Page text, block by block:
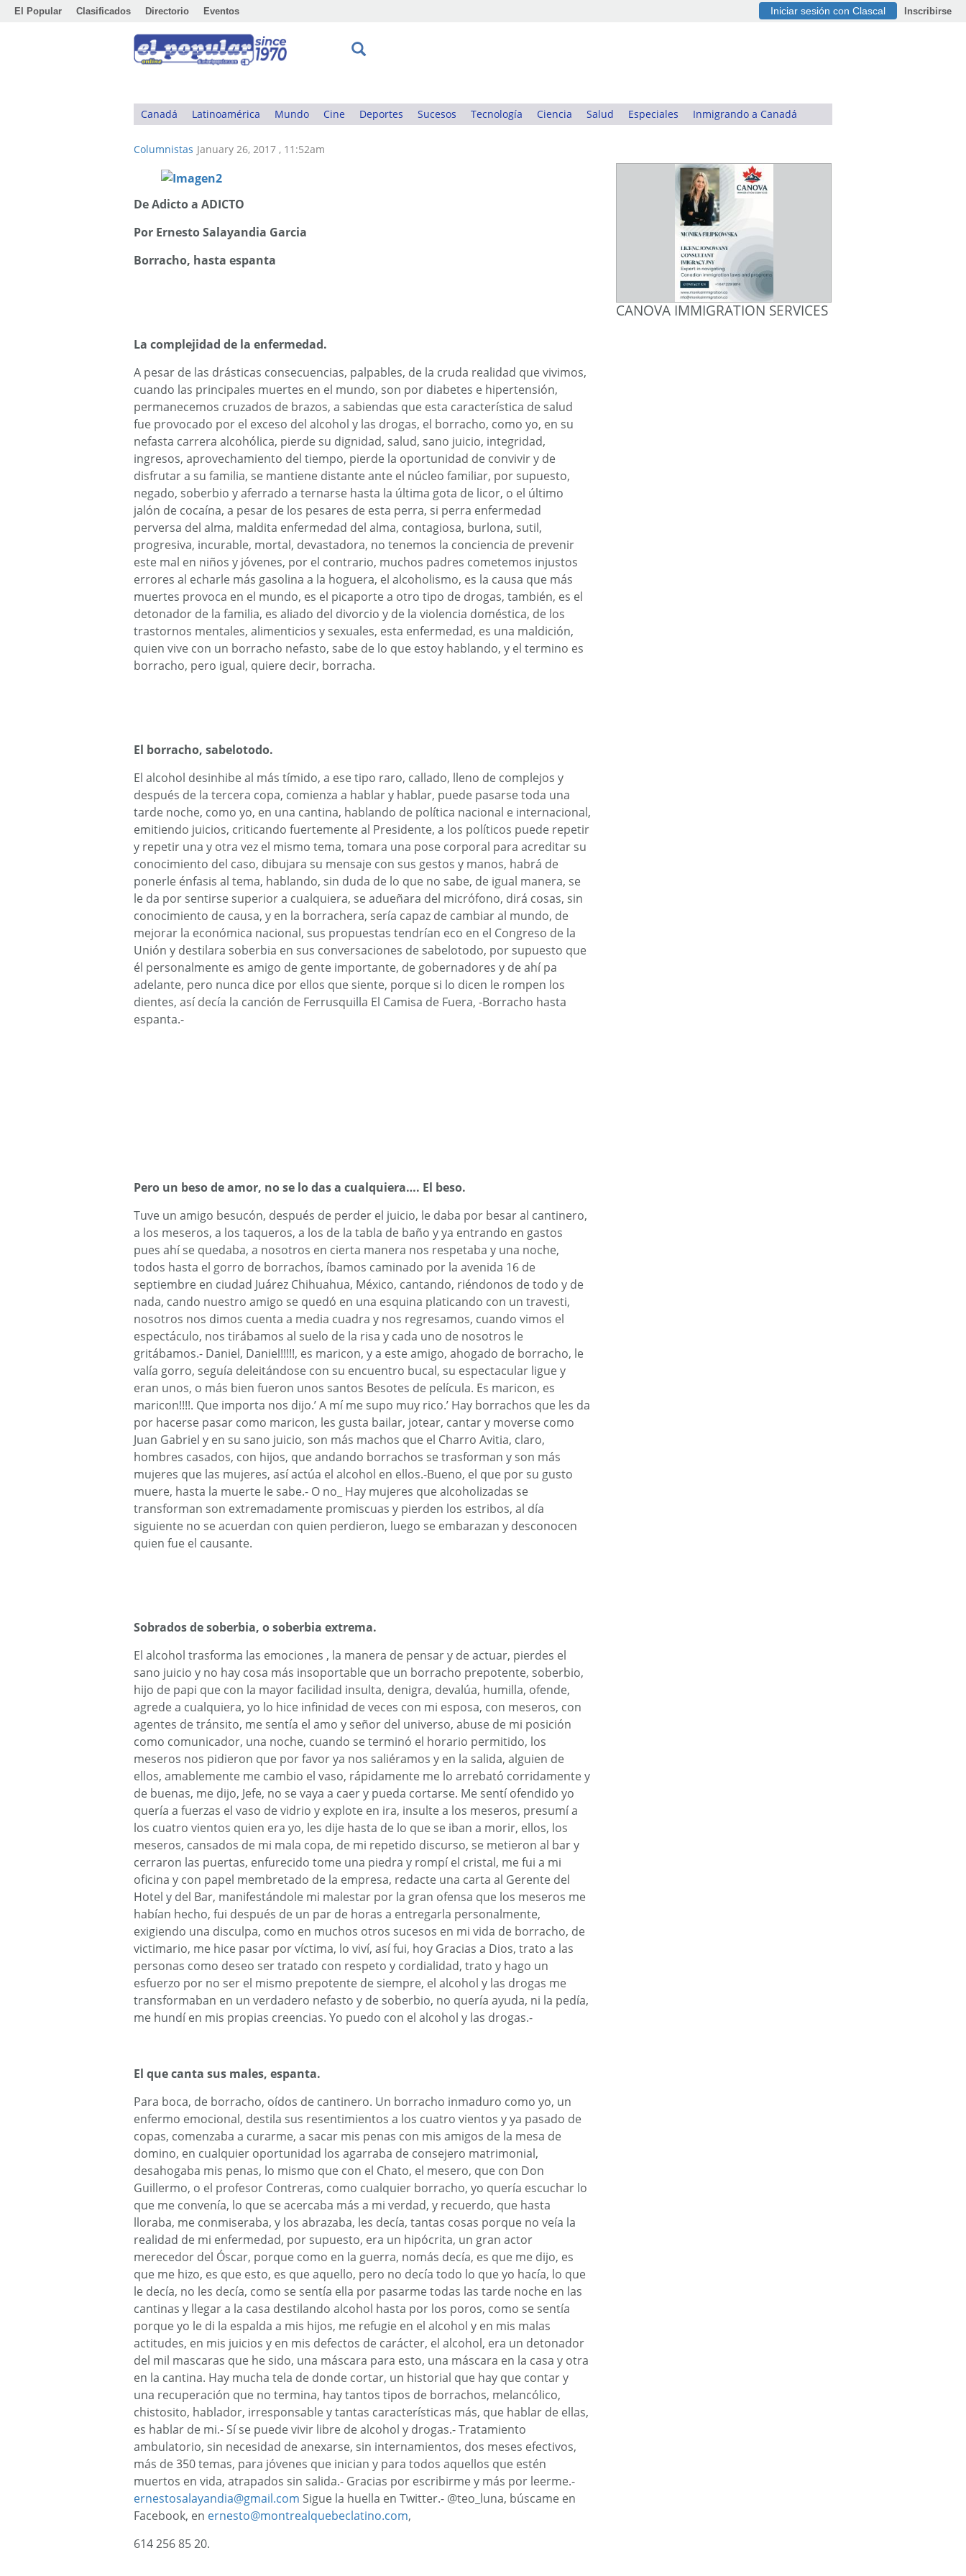
El Popular Clasificados Directorio Eventos Iniciar sesión con Clascal Inscribirse
Canadá Latinoamérica Mundo Cine Deportes Sucesos Tecnología Ciencia Salud Especiales Inmigrando a Canadá
Columnistas January 26, 2017 , 11:52am
De Adicto a ADICTO
Por Ernesto Salayandia Garcia
Borracho, hasta espanta
La complejidad de la enfermedad.
A pesar de las drásticas consecuencias, palpables, de la cruda realidad que vivimos,
cuando las principales muertes en el mundo, son por diabetes e hipertensión,
permanecemos cruzados de brazos, a sabiendas que esta característica de salud
fue provocado por el exceso del alcohol y las drogas, el borracho, como yo, en su
nefasta carrera alcohólica, pierde su dignidad, salud, sano juicio, integridad,
ingresos, aprovechamiento del tiempo, pierde la oportunidad de convivir y de
disfrutar a su familia, se mantiene distante ante el núcleo familiar, por supuesto,
negado, soberbio y aferrado a ternarse hasta la última gota de licor, o el último
jalón de cocaína, a pesar de los pesares de esta perra, si perra enfermedad
perversa del alma, maldita enfermedad del alma, contagiosa, burlona, sutil,
progresiva, incurable, mortal, devastadora, no tenemos la conciencia de prevenir
este mal en niños y jóvenes, por el contrario, muchos padres cometemos injustos
errores al echarle más gasolina a la hoguera, el alcoholismo, es la causa que más
muertes provoca en el mundo, es el picaporte a otro tipo de drogas, también, es el
detonador de la familia, es aliado del divorcio y de la violencia doméstica, de los
trastornos mentales, alimenticios y sexuales, esta enfermedad, es una maldición,
quien vive con un borracho nefasto, sabe de lo que estoy hablando, y el termino es
borracho, pero igual, quiere decir, borracha.
El borracho, sabelotodo.
El alcohol desinhibe al más tímido, a ese tipo raro, callado, lleno de complejos y
después de la tercera copa, comienza a hablar y hablar, puede pasarse toda una
tarde noche, como yo, en una cantina, hablando de política nacional e internacional,
emitiendo juicios, criticando fuertemente al Presidente, a los políticos puede repetir
y repetir una y otra vez el mismo tema, tomara una pose corporal para acreditar su
conocimiento del caso, dibujara su mensaje con sus gestos y manos, habrá de
ponerle énfasis al tema, hablando, sin duda de lo que no sabe, de igual manera, se
le da por sentirse superior a cualquiera, se adueñara del micrófono, dirá cosas, sin
conocimiento de causa, y en la borrachera, sería capaz de cambiar al mundo, de
mejorar la económica nacional, sus propuestas tendrían eco en el Congreso de la
Unión y destilara soberbia en sus conversaciones de sabelotodo, por supuesto que
él personalmente es amigo de gente importante, de gobernadores y de ahí pa
adelante, pero nunca dice por ellos que siente, porque si lo dicen le rompen los
dientes, así decía la canción de Ferrusquilla El Camisa de Fuera, -Borracho hasta
espanta.-
Pero un beso de amor, no se lo das a cualquiera…. El beso.
Tuve un amigo besucón, después de perder el juicio, le daba por besar al cantinero,
a los meseros, a los taqueros, a los de la tabla de baño y ya entrando en gastos
pues ahí se quedaba, a nosotros en cierta manera nos respetaba y una noche,
todos hasta el gorro de borrachos, íbamos caminado por la avenida 16 de
septiembre en ciudad Juárez Chihuahua, México, cantando, riéndonos de todo y de
nada, cando nuestro amigo se quedó en una esquina platicando con un travesti,
nosotros nos dimos cuenta a media cuadra y nos regresamos, cuando vimos el
espectáculo, nos tirábamos al suelo de la risa y cada uno de nosotros le
gritábamos.- Daniel, Daniel!!!!!, es maricon, y a este amigo, ahogado de borracho, le
valía gorro, seguía deleitándose con su encuentro bucal, su espectacular ligue y
eran unos, o más bien fueron unos santos Besotes de película. Es maricon, es
maricon!!!!. Que importa nos dijo.’ A mí me supo muy rico.’ Hay borrachos que les da
por hacerse pasar como maricon, les gusta bailar, jotear, cantar y moverse como
Juan Gabriel y en su sano juicio, son más machos que el Charro Avitia, claro,
hombres casados, con hijos, que andando borrachos se trasforman y son más
mujeres que las mujeres, así actúa el alcohol en ellos.-Bueno, el que por su gusto
muere, hasta la muerte le sabe.- O no_ Hay mujeres que alcoholizadas se
transforman son extremadamente promiscuas y pierden los estribos, al día
siguiente no se acuerdan con quien perdieron, luego se embarazan y desconocen
quien fue el causante.
Sobrados de soberbia, o soberbia extrema.
El alcohol trasforma las emociones , la manera de pensar y de actuar, pierdes el
sano juicio y no hay cosa más insoportable que un borracho prepotente, soberbio,
hijo de papi que con la mayor facilidad insulta, denigra, devalúa, humilla, ofende,
agrede a cualquiera, yo lo hice infinidad de veces con mi esposa, con meseros, con
agentes de tránsito, me sentía el amo y señor del universo, abuse de mi posición
como comunicador, una noche, cuando se terminó el horario permitido, los
meseros nos pidieron que por favor ya nos saliéramos y en la salida, alguien de
ellos, amablemente me cambio el vaso, rápidamente me lo arrebató corridamente y
de buenas, me dijo, Jefe, no se vaya a caer y pueda cortarse. Me sentí ofendido yo
quería a fuerzas el vaso de vidrio y explote en ira, insulte a los meseros, presumí a
los cuatro vientos quien era yo, les dije hasta de lo que se iban a morir, ellos, los
meseros, cansados de mi mala copa, de mi repetido discurso, se metieron al bar y
cerraron las puertas, enfurecido tome una piedra y rompí el cristal, me fui a mi
oficina y con papel membretado de la empresa, redacte una carta al Gerente del
Hotel y del Bar, manifestándole mi malestar por la gran ofensa que los meseros me
habían hecho, fui después de un par de horas a entregarla personalmente,
exigiendo una disculpa, como en muchos otros sucesos en mi vida de borracho, de
victimario, me hice pasar por víctima, lo viví, así fui, hoy Gracias a Dios, trato a las
personas como deseo ser tratado con respeto y cordialidad, trato y hago un
esfuerzo por no ser el mismo prepotente de siempre, el alcohol y las drogas me
transformaban en un verdadero nefasto y de soberbio, no quería ayuda, ni la pedía,
me hundí en mis propias creencias. Yo puedo con el alcohol y las drogas.-
El que canta sus males, espanta.
Para boca, de borracho, oídos de cantinero. Un borracho inmaduro como yo, un
enfermo emocional, destila sus resentimientos a los cuatro vientos y ya pasado de
copas, comenzaba a curarme, a sacar mis penas con mis amigos de la mesa de
domino, en cualquier oportunidad los agarraba de consejero matrimonial,
desahogaba mis penas, lo mismo que con el Chato, el mesero, que con Don
Guillermo, o el profesor Contreras, como cualquier borracho, yo quería escuchar lo
que me convenía, lo que se acercaba más a mi verdad, y recuerdo, que hasta
lloraba, me conmiseraba, y los abrazaba, les decía, tantas cosas porque no veía la
realidad de mi enfermedad, por supuesto, era un hipócrita, un gran actor
merecedor del Óscar, porque como en la guerra, nomás decía, es que me dijo, es
que me hizo, es que esto, es que aquello, pero no decía todo lo que yo hacía, lo que
le decía, no les decía, como se sentía ella por pasarme todas las tarde noche en las
cantinas y llegar a la casa destilando alcohol hasta por los poros, como se sentía
porque yo le di la espalda a mis hijos, me refugie en el alcohol y en mis malas
actitudes, en mis juicios y en mis defectos de carácter, el alcohol, era un detonador
del mil mascaras que he sido, una máscara para esto, una máscara en la casa y otra
en la cantina. Hay mucha tela de donde cortar, un historial que hay que contar y
una recuperación que no termina, hay tantos tipos de borrachos, melancólico,
chistosito, hablador, irresponsable y tantas características más, que hablar de ellas,
es hablar de mi.- Sí se puede vivir libre de alcohol y drogas.- Tratamiento
ambulatorio, sin necesidad de anexarse, sin internamientos, dos meses efectivos,
más de 350 temas, para jóvenes que inician y para todos aquellos que estén
muertos en vida, atrapados sin salida.- Gracias por escribirme y más por leerme.-
ernestosalayandia@gmail.com Sigue la huella en Twitter.- @teo_luna, búscame en
Facebook, en ernesto@montrealquebeclatino.com,
614 256 85 20.
CANOVA IMMIGRATION SERVICES